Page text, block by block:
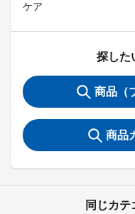
ケア
探した
商品（
商品
同じカ